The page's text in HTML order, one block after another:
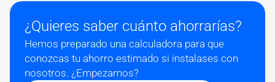
¿Quieres saber cuánto ahorrarías?
Hemos preparado una calculadora para que
conozcas tu ahorro estimado si instalases con
nosotros. ¿Empezamos?